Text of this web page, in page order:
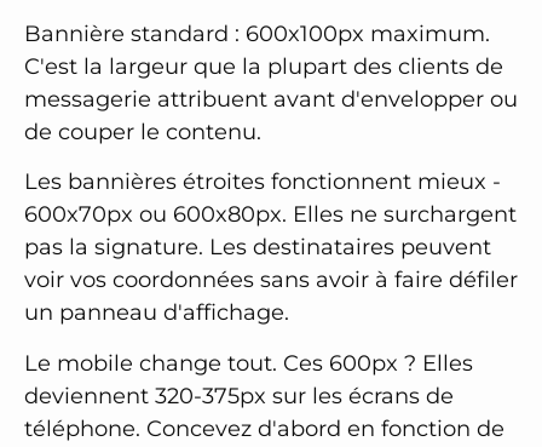
Bannière standard : 600x100px maximum.
C'est la largeur que la plupart des clients de
messagerie attribuent avant d'envelopper ou
de couper le contenu.
Les bannières étroites fonctionnent mieux -
600x70px ou 600x80px. Elles ne surchargent
pas la signature. Les destinataires peuvent
voir vos coordonnées sans avoir à faire défiler
un panneau d'affichage.
Le mobile change tout. Ces 600px ? Elles
deviennent 320-375px sur les écrans de
téléphone. Concevez d'abord en fonction de